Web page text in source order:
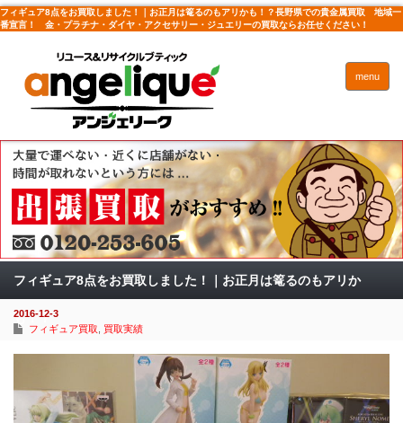
フィギュア8点をお買取しました！｜お正月は篭るのもアリかも！？長野県での貴金属買取 地域一
番宣言！ 金・プラチナ・ダイヤ・アクセサリー・ジュエリーの買取ならお任せください！
menu
フィギュア8点をお買取しました！｜お正月は篭るのもアリか
も！？
2016-12-3
フィギュア買取
買取実績